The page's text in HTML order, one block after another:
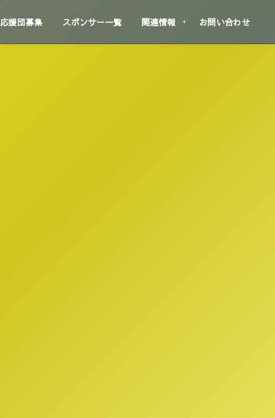
応援団募集 スポンサー一覧 関連情報 お問い合わせ